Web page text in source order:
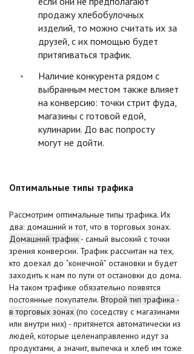
продажу хлебобулочных
изделий, то можно считать их за
друзей, с их помощью будет
притягиваться трафик.
Наличие конкурента рядом с
выбранным местом также влияет
на конверсию: точки стрит фуда,
магазины с готовой едой,
кулинарии. До вас попросту
могут не дойти.
Оптимальные типы трафика
Рассмотрим оптимальные типы трафика. Их
два: домашний и тот, что в торговых зонах.
Домашний трафик - самый высокий с точки
зрения конверсии. Трафик рассчитан на тех,
кто доехал до “конечной” остановки и будет
заходить к нам по пути от остановки до дома.
На таком трафике обязательно появятся
постоянные покупатели. Второй тип трафика -
в торговых зонах (по соседству с магазинами
или внутри них) - притянется автоматически из
людей, которые целенаправленно идут за
продуктами, а значит, выпечка и хлеб им тоже